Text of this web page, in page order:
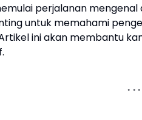
perjalanan
untuk memahami
ini akan membantu